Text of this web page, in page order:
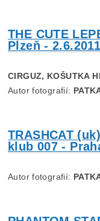
THE CUTE
Plzeň - 2.6.2011
CIRGUZ, KOŠUTKA
Autor fotografií:
TRASHCAT
klub 007 -
Autor fotografií: